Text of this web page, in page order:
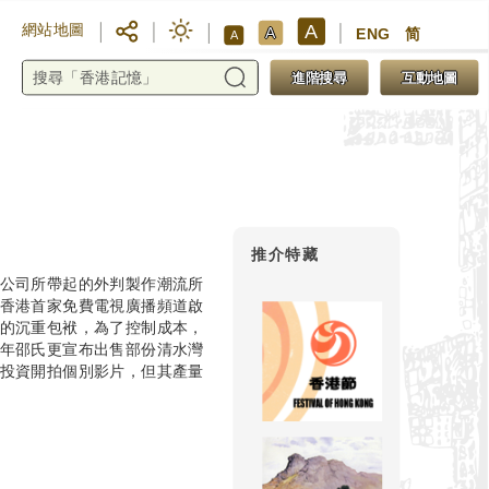
網站地圖 A A A ENG 简
進階搜尋 互動地圖
司所帶起的外判製作潮流所
港首家免費電視廣播頻道啟
沉重包袱，為了控制成本，
邵氏更宣布出售部份清水灣
資開拍個別影片，但其產量
推介特藏